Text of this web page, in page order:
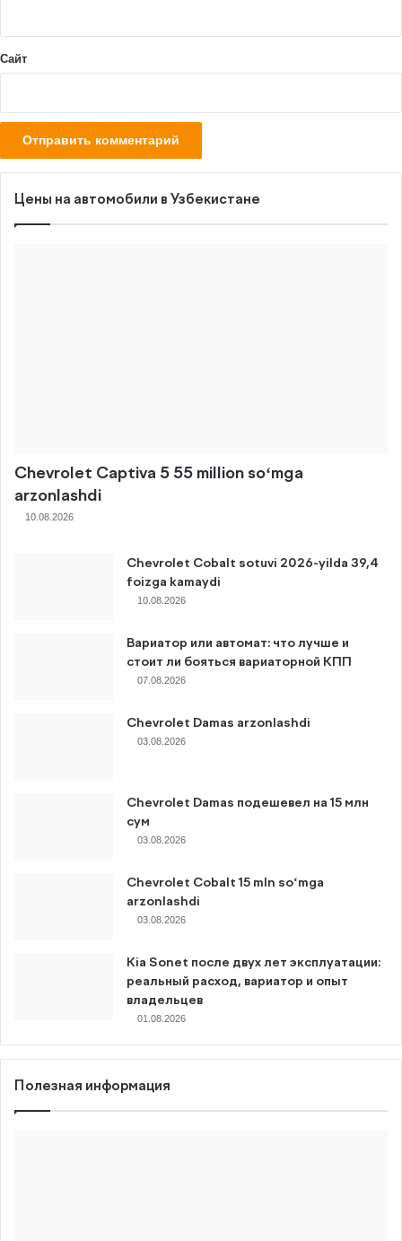
Сайт
Цены на автомобили в Узбекистане
Chevrolet Captiva 5 55 million soʻmga
arzonlashdi
10.08.2026
Chevrolet Cobalt sotuvi 2026-yilda 39,4
foizga kamaydi
10.08.2026
Вариатор или автомат: что лучше и
стоит ли бояться вариаторной КПП
07.08.2026
Chevrolet Damas arzonlashdi
03.08.2026
Chevrolet Damas подешевел на 15 млн
сум
03.08.2026
Chevrolet Cobalt 15 mln so‘mga
arzonlashdi
03.08.2026
Kia Sonet после двух лет эксплуатации:
реальный расход, вариатор и опыт
владельцев
01.08.2026
Полезная информация